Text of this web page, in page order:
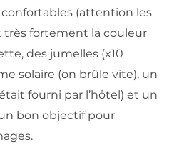
(attention les
fortement la couleur
des jumelles (x10
solaire (on brûle vite), un
fourni par l’hôtel) et un
bon objectif pour